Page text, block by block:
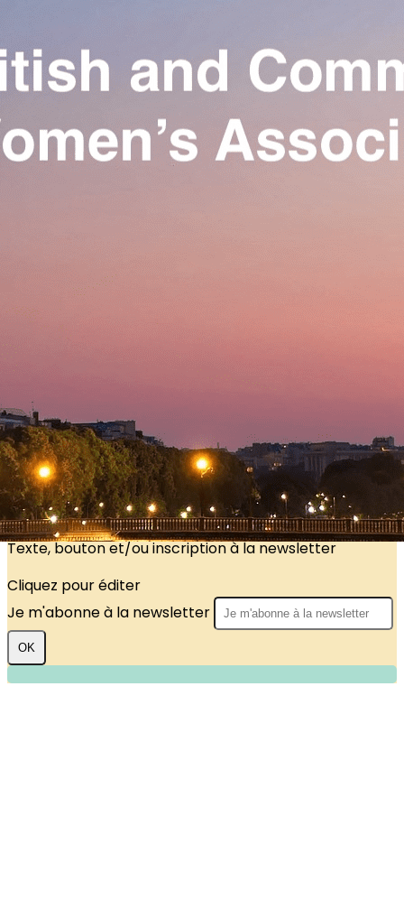
Exporter uniquement les colonnes affichées
Ajoutez un logo, un bouton, des réseaux sociaux
Our Association
Activities
Join us
?>
Images de la page d'accueil
Cliquez pour éditer
Texte, bouton et/ou inscription à la newsletter
Cliquez pour éditer
Je m'abonne à la newsletter
OK